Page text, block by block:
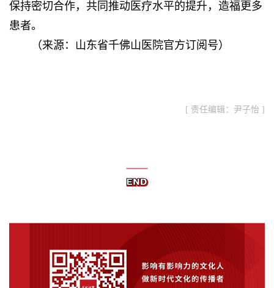
保持密切合作，共同推动医疗水平的提升，造福更多
患者。
（来源：山东省千佛山医院官方订阅号）
[ 责任编辑：尹子怡 ]